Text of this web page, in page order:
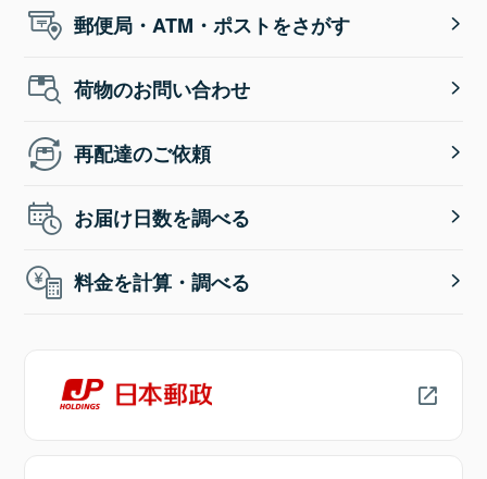
郵便局・ATM・ポストをさがす
荷物のお問い合わせ
再配達のご依頼
お届け日数を調べる
料金を計算・調べる